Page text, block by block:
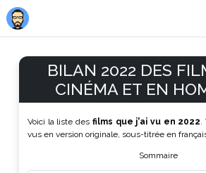
BILAN 2022 DES
CINÉMA ET EN
Voici la liste des films que j'ai vu en 2022.
vus en version originale, sous-titrée en
Sommaire